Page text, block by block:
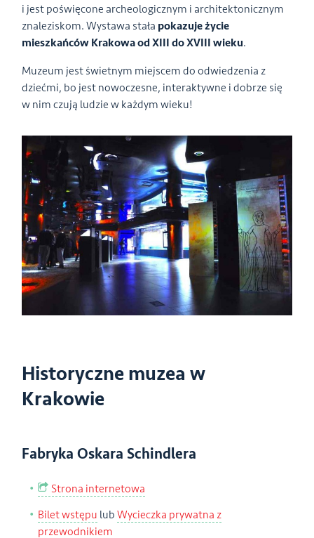
i jest poświęcone archeologicznym i architektonicznym
znaleziskom. Wystawa stała pokazuje życie
mieszkańców Krakowa od XIII do XVIII wieku.
Muzeum jest świetnym miejscem do odwiedzenia z
dziećmi, bo jest nowoczesne, interaktywne i dobrze się
w nim czują ludzie w każdym wieku!
Historyczne muzea w
Krakowie
Fabryka Oskara Schindlera
Strona internetowa
Bilet wstępu lubWycieczka prywatna z
przewodnikiem